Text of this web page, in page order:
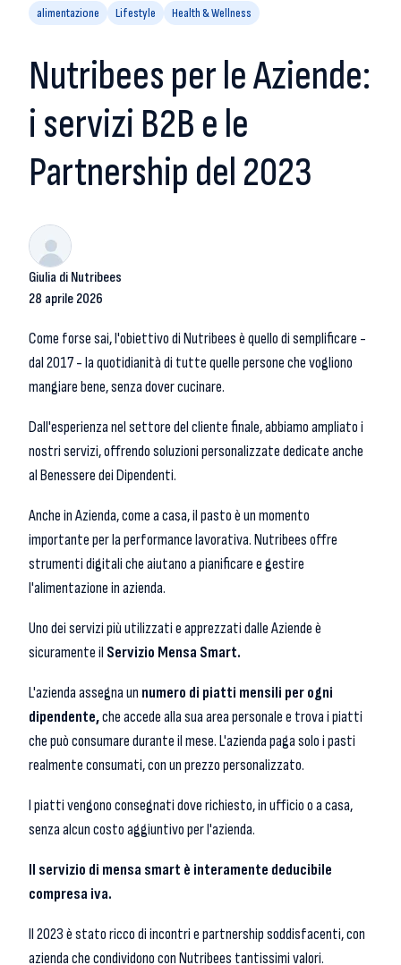
alimentazione Lifestyle Health & Wellness
Nutribees per le Aziende:
i servizi B2B e le
Partnership del 2023
Giulia di Nutribees
28 aprile 2026
Come forse sai, l'obiettivo di Nutribees è quello di semplificare -
dal 2017 - la quotidianità di tutte quelle persone che vogliono
mangiare bene, senza dover cucinare.
Dall'esperienza nel settore del cliente finale, abbiamo ampliato i
nostri servizi, offrendo soluzioni personalizzate dedicate anche
al Benessere dei Dipendenti.
Anche in Azienda, come a casa, il pasto è un momento
importante per la performance lavorativa. Nutribees offre
strumenti digitali che aiutano a pianificare e gestire
l'alimentazione in azienda.
Uno dei servizi più utilizzati e apprezzati dalle Aziende è
sicuramente il Servizio Mensa Smart.
L'azienda assegna un numero di piatti mensili per ogni
dipendente,che accede alla sua area personale e trova i piatti
che può consumare durante il mese. L'azienda paga solo i pasti
realmente consumati, con un prezzo personalizzato.
I piatti vengono consegnati dove richiesto, in ufficio o a casa,
senza alcun costo aggiuntivo per l'azienda.
Il servizio di mensa smart è interamente deducibile
compresa iva.
Il 2023 è stato ricco di incontri e partnership soddisfacenti, con
azienda che condividono con Nutribees tantissimi valori.